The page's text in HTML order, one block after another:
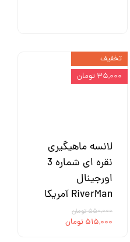
لانسه ماهیگیری
نقره ای شماره 3
اورجینال
RiverMan آمریکا
۵۵۰,۰۰۰ تومان
۵۱۵,۰۰۰ تومان
تخفیف
۳۵,۰۰۰ تومان